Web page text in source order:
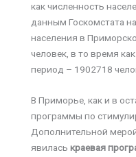
как численность
данным Госкомстата
населения в
человек, в то время
период – 1902718
В Приморье, как и в
программы по
Дополнительной
явилась краевая